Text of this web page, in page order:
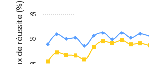
Taux de réussite (%) 90
95